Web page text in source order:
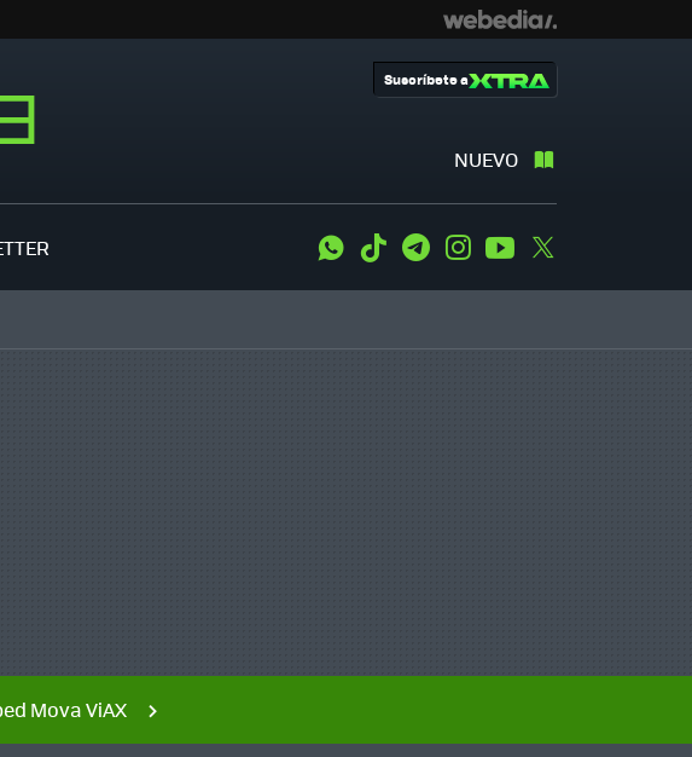
NUEVO
Suscríbete a
WhatsApp
Tiktok TelegramInstagramYoutube
Mova ViAX